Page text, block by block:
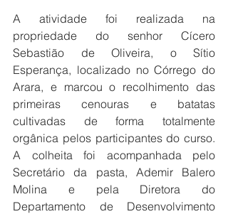
A atividade foi realizada na
propriedade do senhor Cícero
Sebastião de Oliveira, o Sítio
Esperança, localizado no Córrego do
Arara, e marcou o recolhimento das
primeiras cenouras e batatas
cultivadas de forma totalmente
orgânica pelos participantes do curso.
A colheita foi acompanhada pelo
Secretário da pasta, Ademir Balero
Molina e pela Diretora do
Departamento de Desenvolvimento